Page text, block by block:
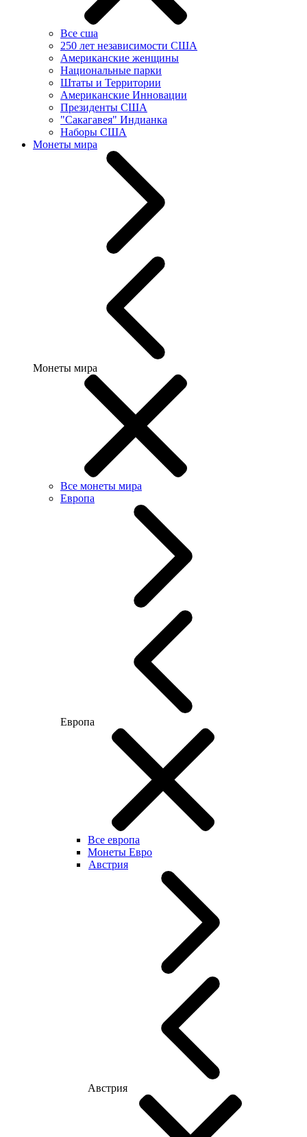
Все сша
250 лет независимости США
Американские женщины
Национальные парки
Штаты и Территории
Американские Инновации
Президенты США
"Сакагавея" Индианка
Наборы США
Монеты мира
Монеты мира
Все монеты мира
Европа
Европа
Все европа
Монеты Евро
Австрия
Австрия